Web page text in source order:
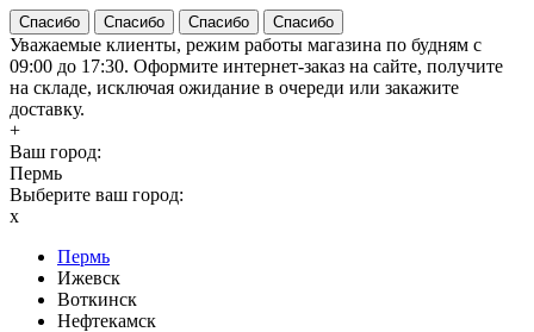
Спасибо Спасибо Спасибо Спасибо
Уважаемые клиенты, режим работы магазина по будням с
09:00 до 17:30. Оформите интернет-заказ на сайте, получите
на складе, исключая ожидание в очереди или закажите
доставку.
+
Ваш город:
Пермь
Выберите ваш город:
x
Пермь
Ижевск
Воткинск
Нефтекамск